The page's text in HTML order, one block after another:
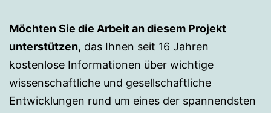
Möchten Sie die Arbeit an diesem Projekt
unterstützen, das Ihnen seit 16 Jahren
kostenlose Informationen über wichtige
wissenschaftliche und gesellschaftliche
Entwicklungen rund um eines der spannendsten